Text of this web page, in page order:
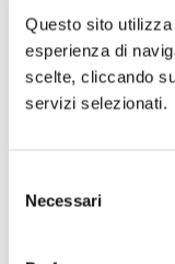
Questo sito
esperienza di
scelte, cliccando
servizi selezionati.
delNecessari
Tuttavia, per
fondamentale
scene nei
luoghi
dal successo di